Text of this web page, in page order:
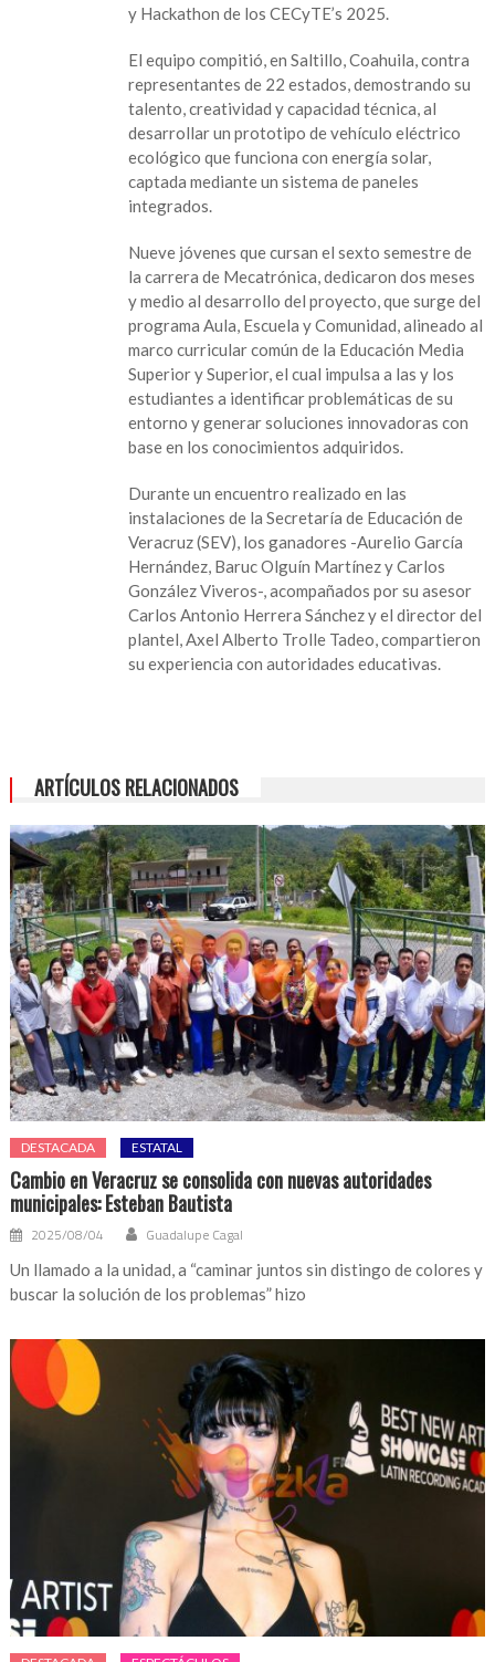
y Hackathon de los CECyTE’s 2025.
El equipo compitió, en Saltillo, Coahuila, contra
representantes de 22 estados, demostrando su
talento, creatividad y capacidad técnica, al
desarrollar un prototipo de vehículo eléctrico
ecológico que funciona con energía solar,
captada mediante un sistema de paneles
integrados.
Nueve jóvenes que cursan el sexto semestre de
la carrera de Mecatrónica, dedicaron dos meses
y medio al desarrollo del proyecto, que surge del
programa Aula, Escuela y Comunidad, alineado al
marco curricular común de la Educación Media
Superior y Superior, el cual impulsa a las y los
estudiantes a identificar problemáticas de su
entorno y generar soluciones innovadoras con
base en los conocimientos adquiridos.
Durante un encuentro realizado en las
instalaciones de la Secretaría de Educación de
Veracruz (SEV), los ganadores -Aurelio García
Hernández, Baruc Olguín Martínez y Carlos
González Viveros-, acompañados por su asesor
Carlos Antonio Herrera Sánchez y el director del
plantel, Axel Alberto Trolle Tadeo, compartieron
su experiencia con autoridades educativas.
ARTÍCULOS RELACIONADOS
DESTACADA ESTATAL
Cambio en Veracruz se consolida con nuevas autoridades
municipales: Esteban Bautista
2025/08/04 Guadalupe Cagal
Un llamado a la unidad, a “caminar juntos sin distingo de colores y
buscar la solución de los problemas” hizo